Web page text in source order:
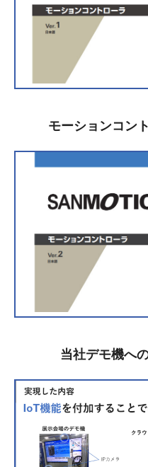
モーションコン
当社デモ機へ